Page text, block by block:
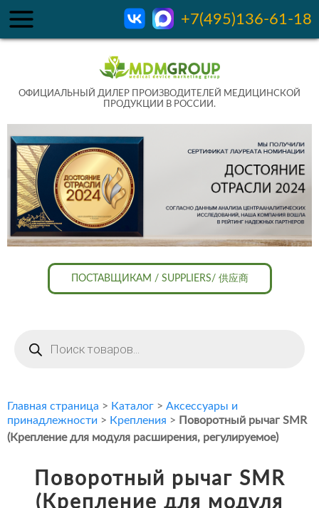
+7(495)136-61-18
ОФИЦИАЛЬНЫЙ ДИЛЕР ПРОИЗВОДИТЕЛЕЙ МЕДИЦИНСКОЙ
ПРОДУКЦИИ В РОССИИ.
ПОСТАВЩИКАМ / SUPPLIERS/ 供应商
товаров
Главная страница > Каталог > Аксессуары и
принадлежности > Крепления > Поворотный рычаг SMR
(Крепление для модуля расширения, регулируемое)
Поворотный рычаг SMR
(Крепление для модуля